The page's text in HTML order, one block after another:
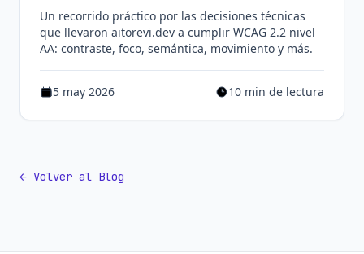
Un recorrido práctico por las decisiones técnicas
que llevaron aitorevi.dev a cumplir WCAG 2.2 nivel
AA: contraste, foco, semántica, movimiento y más.
Publicado el 5 may 2026
5 may 2026 Tiempo estimado de
10 min de lectura
← Volver al Blog